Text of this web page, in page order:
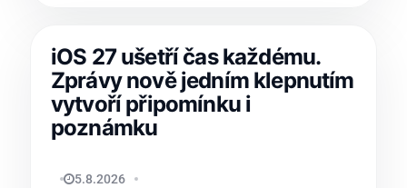
iOS 27 ušetří čas každému.
Zprávy nově jedním klepnutím
vytvoří připomínku i
poznámku
MATYÁŠ KOZÁK
5.8.2026